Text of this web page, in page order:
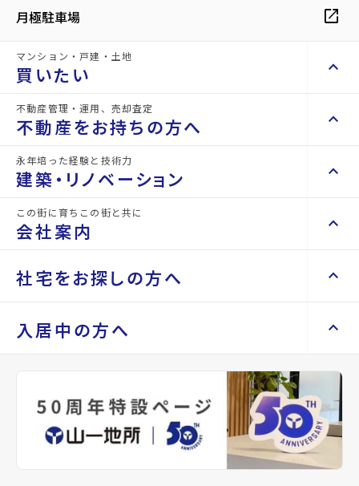
月極駐車場 open_in_new
マンション・戸建・土地
買いたい keyboard_arrow_up
不動産を買いたい方へ keyboard_arrow_right
space_dashboard
エリアから探す
space_dashboard
土地を探す
エリアから探す
train
路線から探す
事業用・投資用を探す keyboard_arrow_right
不動産管理・運用、売却査定
不動産をお持ちの方へ keyboard_arrow_up
不動産をお持ちの方へ keyboard_arrow_right
山一地所の賃貸管理
不動産を貸すまでの流れ
空き家サポートサービス
不動産を売却したい keyboard_arrow_right
相続相談をしたい keyboard_arrow_right
不動産に投資したい keyboard_arrow_right
永年培った経験と技術力
建築・リノベーション keyboard_arrow_up
建築・リノベーション keyboard_arrow_right
Renotta（リノッタ） keyboard_arrow_right
この街に育ちこの街と共に
会社案内 keyboard_arrow_up
会社案内 keyboard_arrow_right
会社概要・沿革 keyboard_arrow_right
keyboard_arrow_right
パーパス keyboard_arrow_right
CM紹介
社宅をお探しの方へ keyboard_arrow_up
社宅をお探しの方へ keyboard_arrow_right
keyboard_arrow_right
レンタルオフィス keyboard_arrow_right
貸会議室 keyboard_arrow_right
open_in_new
入居中の方へ keyboard_arrow_up
keyboard_arrow_right
退去される方へ keyboard_arrow_right
※準備中 住まいのしおり（PDF）
【山一地所の『初期費用軽減パック』対象
詳細情報 details
物件名 仙台宮城野団地3号棟
所在地
仙台市営バス バス停『陸上自衛隊仙台駐
仙石線/陸前原ノ町駅 徒歩20分
ション
築年月
年03月
間取り 2DK 間取り内訳
DK 7.7
帖
和室